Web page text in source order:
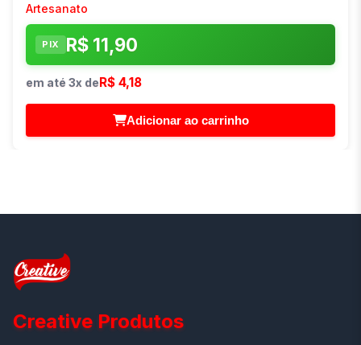
Artesanato
PIX R$ 11,90
em até 3x deR$ 4,18
Adicionar ao carrinho
Creative Produtos